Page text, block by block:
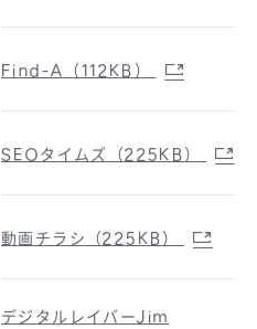
Find-A（112KB）
SEOタイムズ（225KB）
動画チラシ（225KB）
デジタルレイバーJim